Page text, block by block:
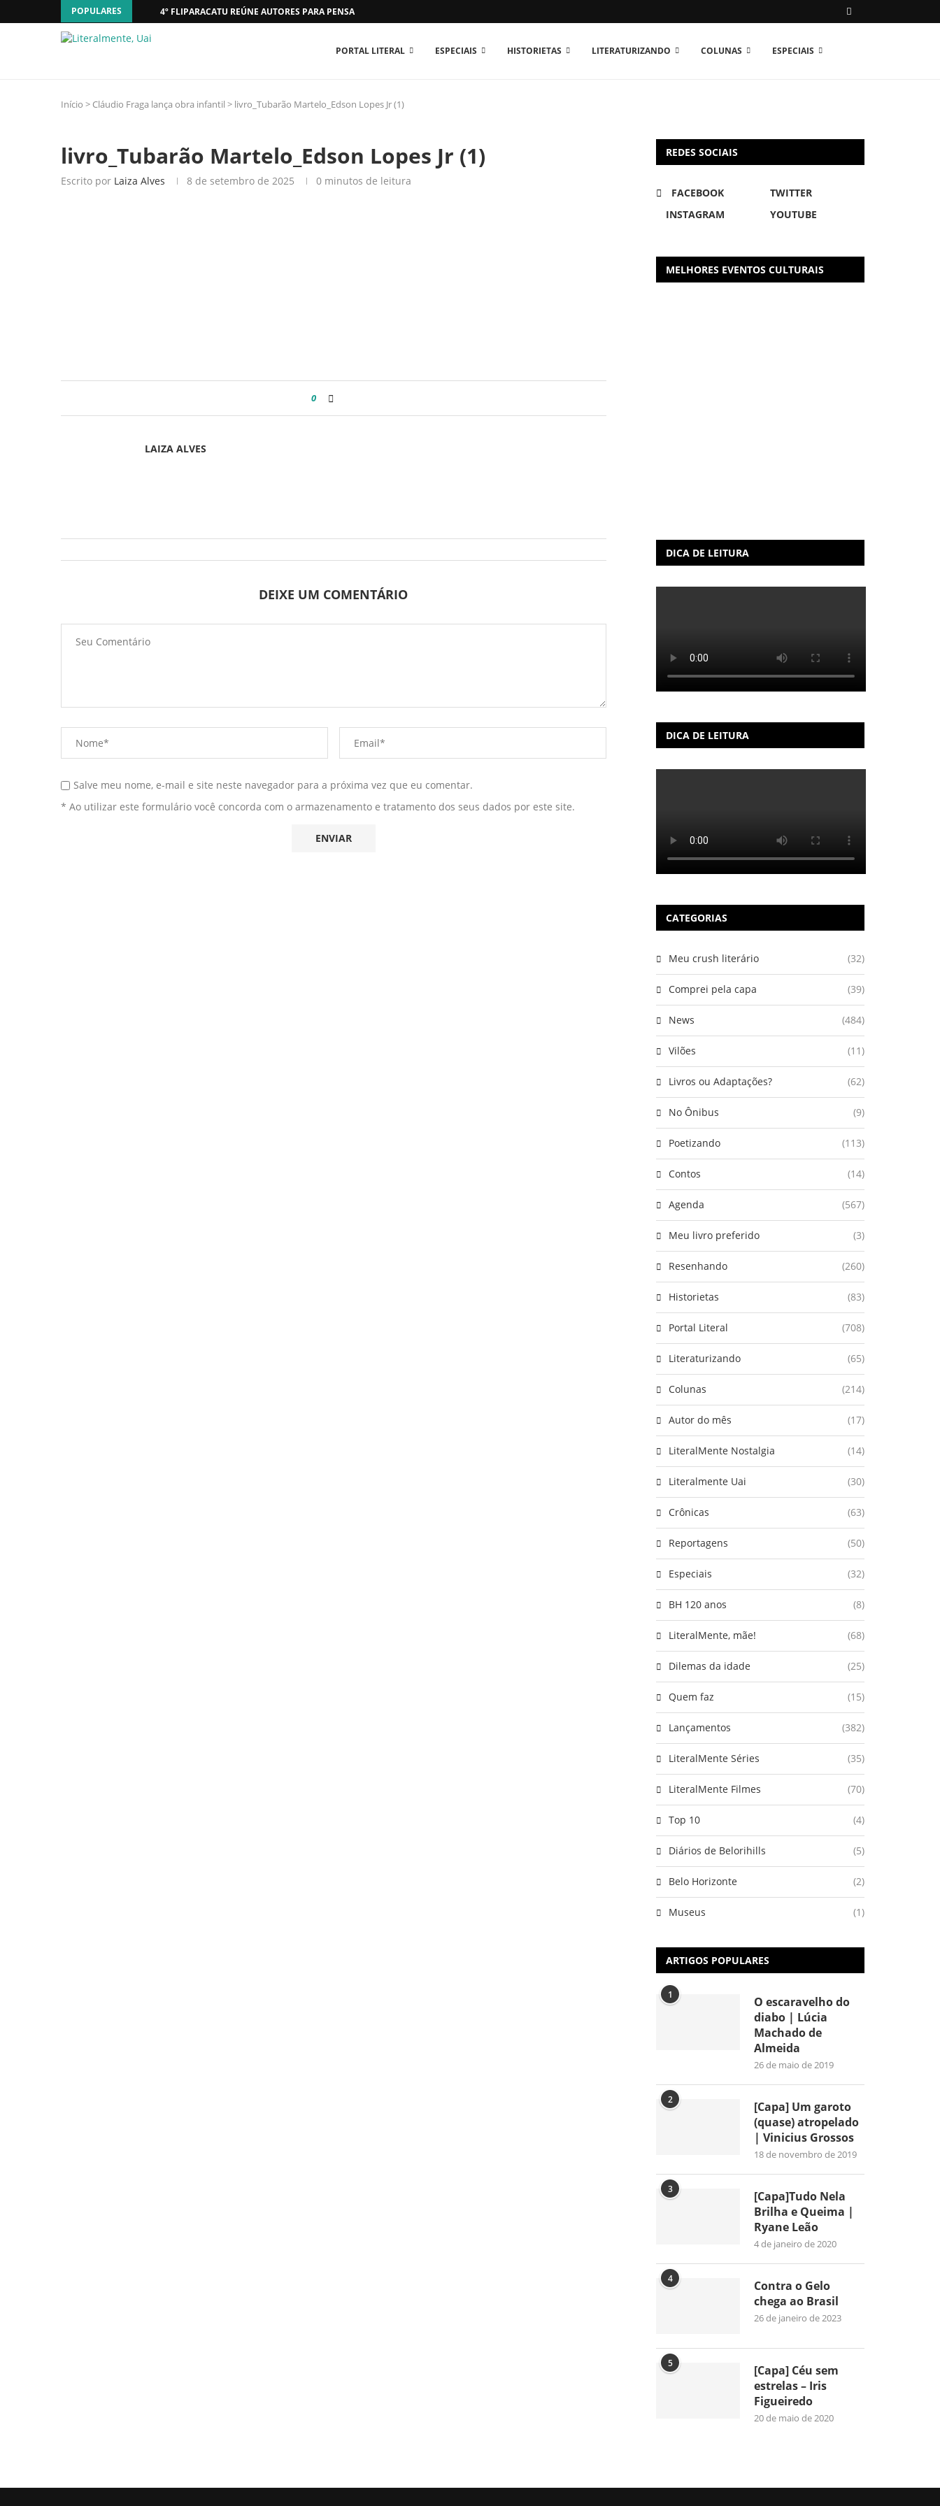
POPULARES 4º FLIPARACATU REÚNE AUTORES PARA PENSAR O MUNDO...
PORTAL LITERAL ESPECIAIS HISTORIETAS LITERATURIZANDO COLUNAS ESPECIAIS
Início > Cláudio Fraga lança obra infantil > livro_Tubarão Martelo_Edson Lopes Jr (1)
livro_Tubarão Martelo_Edson Lopes Jr (1)
Escrito por Laiza Alves 8 de setembro de 2025 0 minutos de leitura
0
LAIZA ALVES
DEIXE UM COMENTÁRIO
Salve meu nome, e-mail e site neste navegador para a próxima vez que eu comentar.
* Ao utilizar este formulário você concorda com o armazenamento e tratamento dos seus dados por este site.
REDES SOCIAIS
FACEBOOK
TWITTER
INSTAGRAM
YOUTUBE
MELHORES EVENTOS CULTURAIS
DICA DE LEITURA
DICA DE LEITURA
CATEGORIAS
Meu crush literário (32)
Comprei pela capa (39)
News (484)
Vilões (11)
Livros ou Adaptações? (62)
No Ônibus (9)
Poetizando (113)
Contos (14)
Agenda (567)
Meu livro preferido (3)
Resenhando (260)
Historietas (83)
Portal Literal (708)
Literaturizando (65)
Colunas (214)
Autor do mês (17)
LiteralMente Nostalgia (14)
Literalmente Uai (30)
Crônicas (63)
Reportagens (50)
Especiais (32)
BH 120 anos (8)
LiteralMente, mãe! (68)
Dilemas da idade (25)
Quem faz (15)
Lançamentos (382)
LiteralMente Séries (35)
LiteralMente Filmes (70)
Top 10 (4)
Diários de Belorihills (5)
Belo Horizonte (2)
Museus (1)
ARTIGOS POPULARES
1
O escaravelho do
diabo | Lúcia
Machado de
Almeida
26 de maio de 2019
2
[Capa] Um garoto
(quase) atropelado
| Vinicius Grossos
18 de novembro de 2019
3
[Capa]Tudo Nela
Brilha e Queima |
Ryane Leão
4 de janeiro de 2020
4
Contra o Gelo
chega ao Brasil
26 de janeiro de 2023
5
[Capa] Céu sem
estrelas – Iris
Figueiredo
20 de maio de 2020